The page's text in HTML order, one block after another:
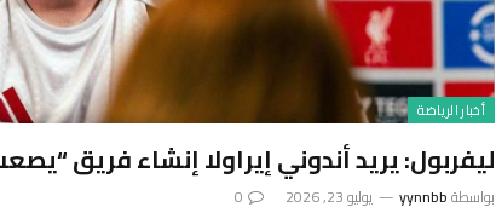
أخبار الرياضة
ليفربول: يريد أندوني إيراولا إنشاء فريق
بواسطةyynnbb يوليو 23, 2026 0